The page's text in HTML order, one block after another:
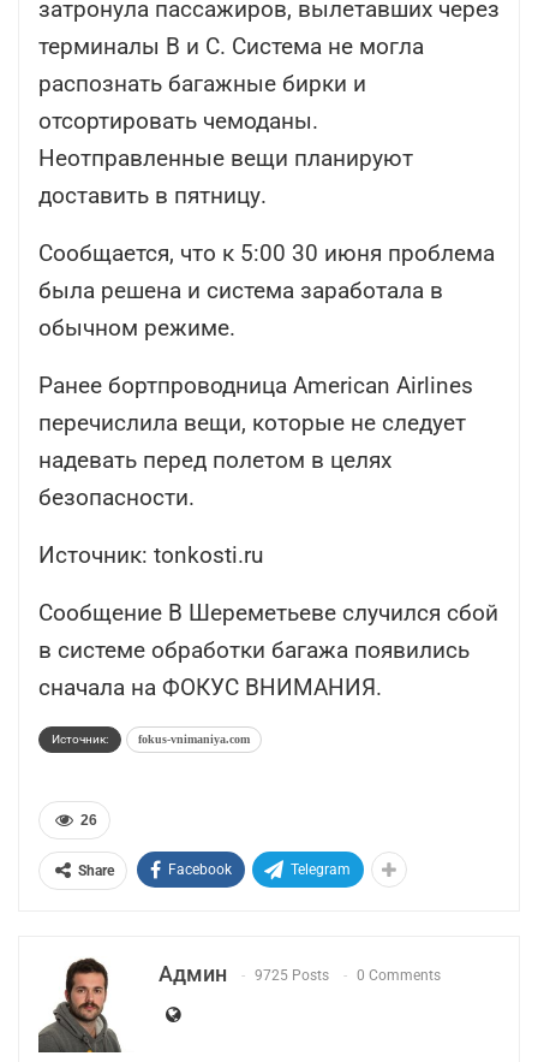
затронула пассажиров, вылетавших через
терминалы В и С. Система не могла
распознать багажные бирки и
отсортировать чемоданы.
Неотправленные вещи планируют
доставить в пятницу.
Сообщается, что к 5:00 30 июня проблема
была решена и система заработала в
обычном режиме.
Ранее бортпроводница American Airlines
перечислила вещи, которые не следует
надевать перед полетом в целях
безопасности.
Источник: tonkosti.ru
Сообщение В Шереметьеве случился сбой
в системе обработки багажа появились
сначала на ФОКУС ВНИМАНИЯ.
Источник: fokus-vnimaniya.com
26
Share Facebook Telegram
Админ 9725 Posts 0 Comments